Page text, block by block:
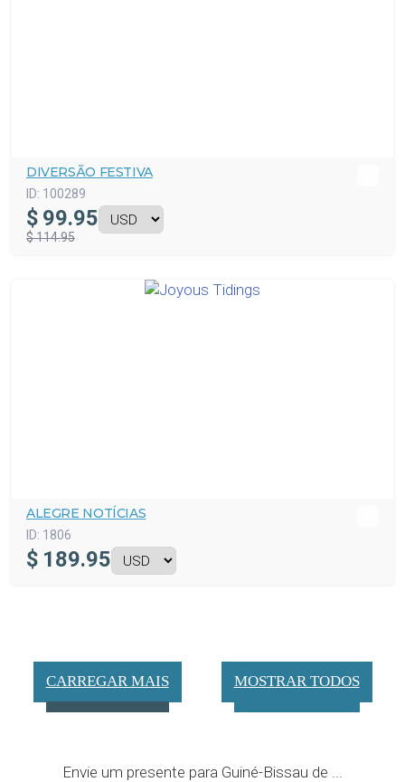
DIVERSÃO FESTIVA
ID: 100289
$ 99.95
$ 114.95
ALEGRE NOTÍCIAS
ID: 1806
$ 189.95
CARREGAR MAIS MOSTRAR TODOS
Envie um presente para Guiné-Bissau de ...